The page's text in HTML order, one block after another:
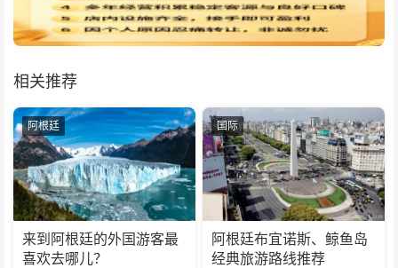
相关推荐
阿根廷
来到阿根廷的外国游客最
喜欢去哪儿？
国际
阿根廷布宜诺斯、鲸鱼岛
经典旅游路线推荐